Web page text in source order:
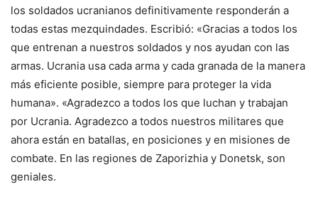
los soldados ucranianos definitivamente responderán a
todas estas mezquindades. Escribió: «Gracias a todos los
que entrenan a nuestros soldados y nos ayudan con las
armas. Ucrania usa cada arma y cada granada de la manera
más eficiente posible, siempre para proteger la vida
humana». «Agradezco a todos los que luchan y trabajan
por Ucrania. Agradezco a todos nuestros militares que
ahora están en batallas, en posiciones y en misiones de
combate. En las regiones de Zaporizhia y Donetsk, son
geniales.